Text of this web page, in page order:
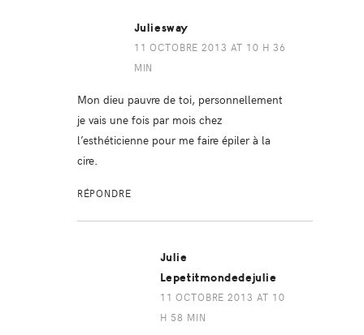
Juliesway
11 OCTOBRE 2013 AT 10 H 36
MIN
Mon dieu pauvre de toi, personnellement
je vais une fois par mois chez
l’esthéticienne pour me faire épiler à la
cire.
RÉPONDRE
Julie
Lepetitmondedejulie
11 OCTOBRE 2013 AT 10
H 58 MIN